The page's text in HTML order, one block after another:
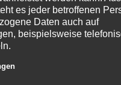
es jeder betroffenen
Daten auch auf
beispielsweise